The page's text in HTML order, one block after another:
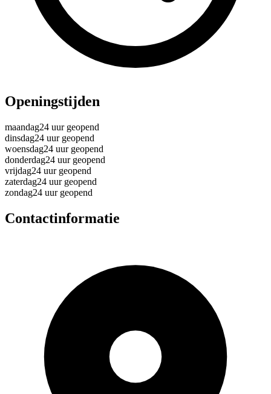
Openingstijden
maandag24 uur geopend
dinsdag24 uur geopend
woensdag24 uur geopend
donderdag24 uur geopend
vrijdag24 uur geopend
zaterdag24 uur geopend
zondag24 uur geopend
Contactinformatie